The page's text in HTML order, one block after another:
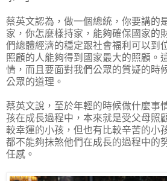
蔡英文認為，做一個總統，你要講的
家，你怎麼樣持家，能夠確保國家的
們總體經濟的穩定跟社會福利可以到
照顧的人能夠得到國家最大的照顧。
情，而且要面對我們公眾的質疑的時
公眾的道理。
蔡英文說，至於年輕的時候做什麼事
孩在成長過程中，本來就是受父母照
較幸運的小孩，但也有比較辛苦的小
都不能夠抹煞他們在成長的過程中的
任感。